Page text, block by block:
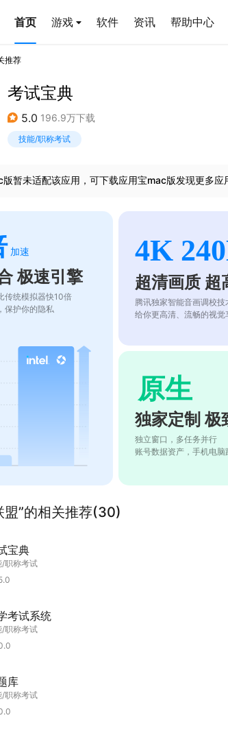
首页 游戏 软件 资讯 帮助中心
推荐
考试宝典
5.0 196.9万下载
技能/职称考试
版暂未适配该应用，可下载应用宝mac版发现更多应
加速
极速引擎
传统模拟器快10倍
保护你的隐私
4K
超清画质 超
腾讯独家智能音画调校技
给你更高清、流畅的视觉
原生
独家定制 极
独立窗口，多任务并行
账号数据资产，手机电脑
盟”的相关推荐(30)
宝典
/职称考试
考试系统
/职称考试
库
/职称考试